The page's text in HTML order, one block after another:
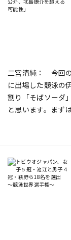
二宮清純： 今回
に出場した競泳の
割り「そばソーダ
と思います。ま